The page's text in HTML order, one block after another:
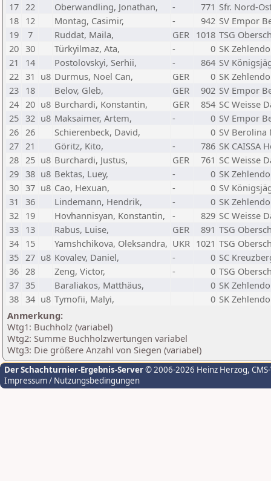
17 22 Oberwandling, Jonathan, - 771 Sfr. Nord-
18 12 Montag, Casimir, - 942 SV Empor
19
7 Ruddat, Maila, GER 1018 TSG
20 30 Türkyilmaz, Ata, - 0 SK
21
14 Postolovskyi, Serhii, - 864 SV
22 31 u8 Durmus, Noel Can, GER 0 SK
23 18 Belov, Gleb, GER 902 SV Empor
24 20 u8 Burchardi, Konstantin, GER 854 SC Weisse
25 32 u8 Maksaimer, Artem, - 0 SV Empor
26 26 Schierenbeck, David, 0 SV Berolina
27 21 Göritz, Kito, - 786 SK CAISSA
28 25 u8 Burchardi, Justus, GER 761 SC Weisse
29 38 u8 Bektas, Luey, - 0 SK
30 37 u8 Cao, Hexuan, - 0 SV
31
36 Lindemann, Hendrik, - 0 SK
32 19 Hovhannisyan, Konstantin, - 829 SC Weisse
33 13 Rabus, Luise, GER 891 TSG
34 15 Yamshchikova, Oleksandra, UKR 1021 TSG
35 27 u8 Kovalev, Daniel, - 0 SC
36 28 Zeng, Victor, - 0 TSG
37 35 Baraliakos, Matthäus, 0 SK
38 34 u8 Tymofii, Malyi, 0 SK
Anmerkung:
Wtg1: Buchholz (variabel)
Wtg2: Summe Buchholzwertungen variabel
Wtg3: Die größere Anzahl von Siegen (variabel)
Der Schachturnier-Ergebnis-Server© 2006-2026 Heinz Herzog,
Impressum / Nutzungsbedingungen